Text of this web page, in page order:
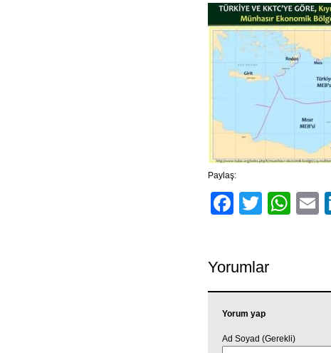
Paylaş:
Twitter
Yorumlar
Yorum yap
Ad Soyad (Gerekli)